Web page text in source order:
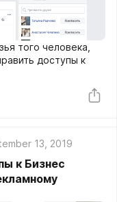
того человека,
доступы к
13, 2019
к Бизнес